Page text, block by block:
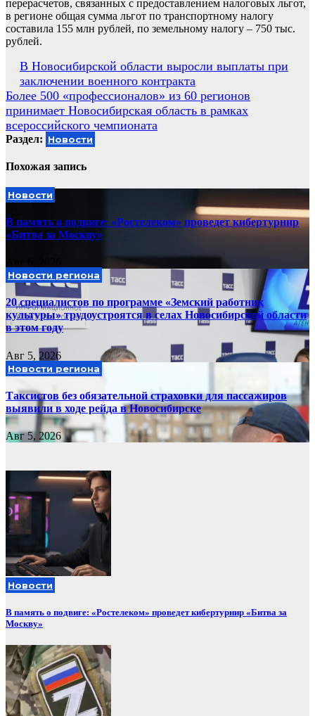
перерасчетов, связанных с предоставлением налоговых льгот,
в регионе общая сумма льгот по транспортному налогу
составила 155 млн рублей, по земельному налогу – 750 тыс.
рублей.
Навигация
по
записям
В Новосибирской области выросли выплаты при
заключении военного контракта
Более 500 «профессионалов» из 60 регионов
принимает Новосибирская область в рамках
всероссийского чемпионата
Раздел: Новости
Похожая запись
Новости
В память о подвиге: «Ростелеком» проведет кибертурнир
«Битва за Москву»
Новости региона
20 специалистов по программе «Земский работник
культуры» трудоустроятся в селах Новосибирской области
в этом году
Авг 5, 2026
Новости региона
Таксистов без обязательной страховки для пассажиров
выявили в ходе рейда в Новосибирске
Авг 5, 2026
Новости
В память о подвиге: «Ростелеком» проведет кибертурнир «Битва за
Москву»